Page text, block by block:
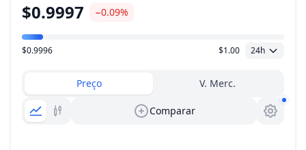
$0.9997 −0.09%
Faixa de preço
$0.9996 $1.00 24h
Preço V. Merc.
Comparar